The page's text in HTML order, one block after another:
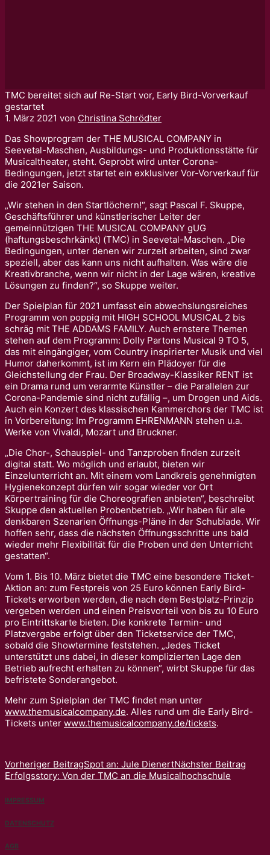
TMC bereitet sich auf Re-Start vor, Early Bird-Vorverkauf
gestartet
1. März 2021 von Christina Schrödter
Das Showprogram der THE MUSICAL COMPANY in
Seevetal-Maschen, Ausbildungs- und Produktionsstätte für
Musicaltheater, steht. Geprobt wird unter Corona-
Bedingungen, jetzt startet ein exklusiver Vor-Vorverkauf für
die 2021er Saison.
„Wir stehen in den Startlöchern!“, sagt Pascal F. Skuppe,
Geschäftsführer und künstlerischer Leiter der
gemeinnützigen THE MUSICAL COMPANY gUG
(haftungsbeschrkänkt) (TMC) in Seevetal-Maschen. „Die
Bedingungen, unter denen wir zurzeit arbeiten, sind zwar
speziell, aber das kann uns nicht aufhalten. Was wäre die
Kreativbranche, wenn wir nicht in der Lage wären, kreative
Lösungen zu finden?“, so Skuppe weiter.
Der Spielplan für 2021 umfasst ein abwechslungsreiches
Programm von poppig mit HIGH SCHOOL MUSICAL 2 bis
schräg mit THE ADDAMS FAMILY. Auch ernstere Themen
stehen auf dem Programm: Dolly Partons Musical 9 TO 5,
das mit eingängiger, vom Country inspirierter Musik und viel
Humor daherkommt, ist im Kern ein Plädoyer für die
Gleichstellung der Frau. Der Broadway-Klassiker RENT ist
ein Drama rund um verarmte Künstler – die Parallelen zur
Corona-Pandemie sind nicht zufällig –, um Drogen und Aids.
Auch ein Konzert des klassischen Kammerchors der TMC ist
in Vorbereitung: Im Programm EHRENMANN stehen u.a.
Werke von Vivaldi, Mozart und Bruckner.
„Die Chor-, Schauspiel- und Tanzproben finden zurzeit
digital statt. Wo möglich und erlaubt, bieten wir
Einzelunterricht an. Mit einem vom Landkreis genehmigten
Hygienekonzept dürfen wir sogar wieder vor Ort
Körpertraining für die Choreografien anbieten“, beschreibt
Skuppe den aktuellen Probenbetrieb. „Wir haben für alle
denkbaren Szenarien Öffnungs-Pläne in der Schublade. Wir
hoffen sehr, dass die nächsten Öffnungsschritte uns bald
wieder mehr Flexibilität für die Proben und den Unterricht
gestatten“.
Vom 1. Bis 10. März bietet die TMC eine besondere Ticket-
Aktion an: zum Festpreis von 25 Euro können Early Bird-
Tickets erworben werden, die nach dem Bestplatz-Prinzip
vergeben werden und einen Preisvorteil von bis zu 10 Euro
pro Eintrittskarte bieten. Die konkrete Termin- und
Platzvergabe erfolgt über den Ticketservice der TMC,
sobald die Showtermine feststehen. „Jedes Ticket
unterstützt uns dabei, in dieser komplizierten Lage den
Betrieb aufrecht erhalten zu können“, wirbt Skuppe für das
befristete Sonderangebot.
Mehr zum Spielplan der TMC findet man unter
www.themusicalcompany.de. Alles rund um die Early Bird-
Tickets unter www.themusicalcompany.de/tickets.
Vorheriger BeitragSpot an: Jule DienertNächster Beitrag
Erfolgsstory: Von der TMC an die Musicalhochschule
IMPRESSUM
DATENSCHUTZ
AGB